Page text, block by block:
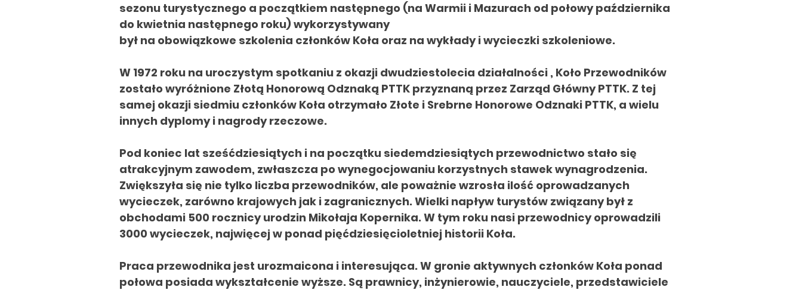
sezonu turystycznego a początkiem następnego (na Warmii i Mazurach od połowy października
do kwietnia następnego roku) wykorzystywany
był na obowiązkowe szkolenia członków Koła oraz na wykłady i wycieczki szkoleniowe.
W 1972 roku na uroczystym spotkaniu z okazji dwudziestolecia działalności , Koło Przewodników
zostało wyróżnione Złotą Honorową Odznaką PTTK przyznaną przez Zarząd Główny PTTK. Z tej
samej okazji siedmiu członków Koła otrzymało Złote i Srebrne Honorowe Odznaki PTTK, a wielu
innych dyplomy i nagrody rzeczowe.
Pod koniec lat sześćdziesiątych i na początku siedemdziesiątych przewodnictwo stało się
atrakcyjnym zawodem, zwłaszcza po wynegocjowaniu korzystnych stawek wynagrodzenia.
Zwiększyła się nie tylko liczba przewodników, ale poważnie wzrosła ilość oprowadzanych
wycieczek, zarówno krajowych jak i zagranicznych. Wielki napływ turystów związany był z
obchodami 500 rocznicy urodzin Mikołaja Kopernika. W tym roku nasi przewodnicy oprowadzili
3000 wycieczek, najwięcej w ponad pięćdziesięcioletniej historii Koła.
Praca przewodnika jest urozmaicona i interesująca. W gronie aktywnych członków Koła ponad
połowa posiada wykształcenie wyższe. Są prawnicy, inżynierowie, nauczyciele, przedstawiciele